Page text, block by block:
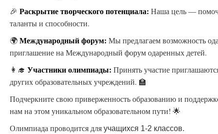
🎉 Раскрытие творческого потенциала: Наша цель —
таланты и способности.
🌍Международный форум: Мы предлагаем возможность
приглашение на Международный форум одаренных детей.
👩‍🎓 Участники олимпиады: Принять участие
других образовательных учреждений. 🏫
Подчеркните свою приверженность образованию и
нам на этом уникальном образовательном пути! 🌟
Олимпиада проводится для учащихся 1-2 классов.